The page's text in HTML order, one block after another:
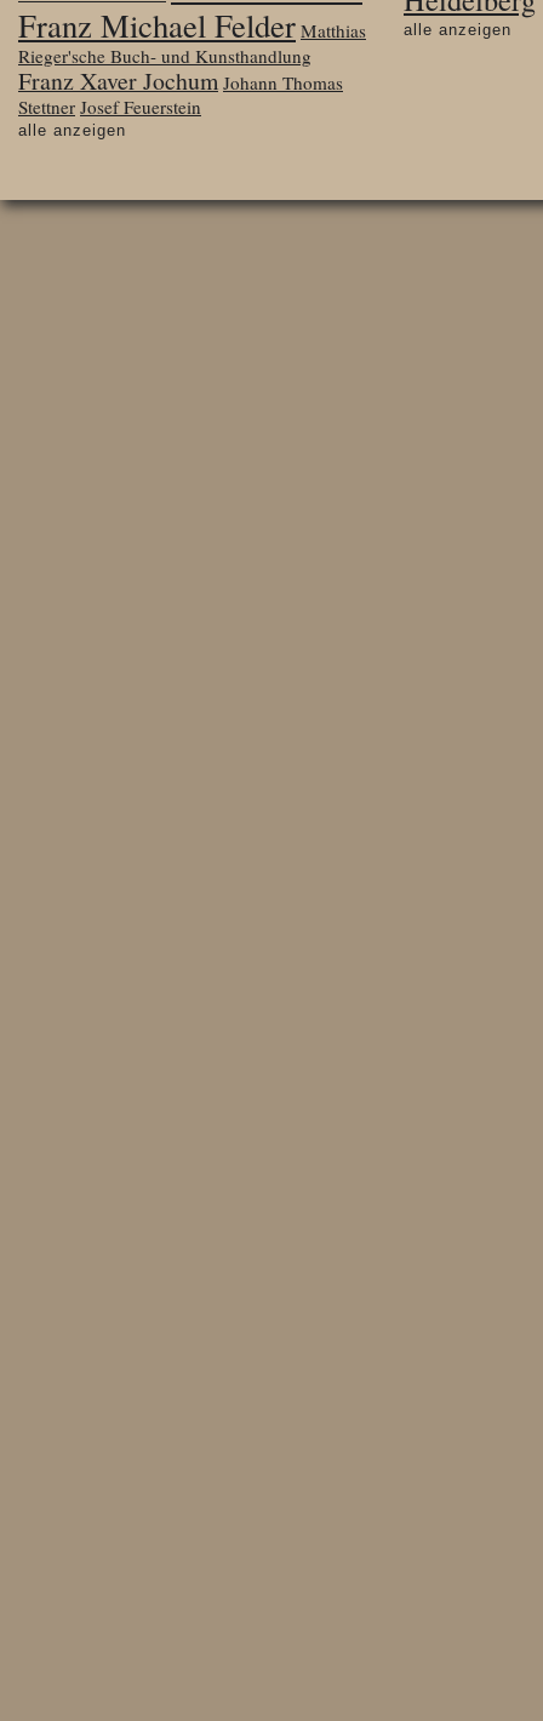
Franz Michael Felder Matthias
Rieger'sche Buch- und Kunsthandlung
Franz Xaver Jochum Johann Thomas
Stettner Josef Feuerstein
alle anzeigen
alle anzeigen